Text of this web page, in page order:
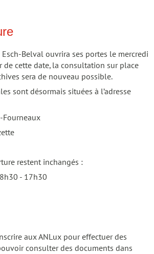
Belval ouvrira ses portes le mercredi
de cette date, la consultation sur place
sera de nouveau possible.
sont désormais situées à l’adresse
Fourneaux
restent inchangés :
- 17h30
aux ANLux pour effectuer des
consulter des documents dans